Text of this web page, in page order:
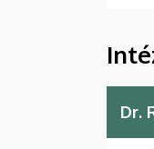
Dr.